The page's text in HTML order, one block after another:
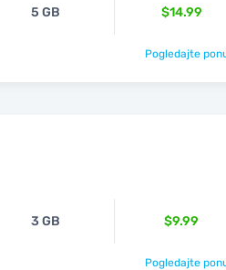
5 GB $14.99
Pogledajte
3 GB $9.99
Pogledajte